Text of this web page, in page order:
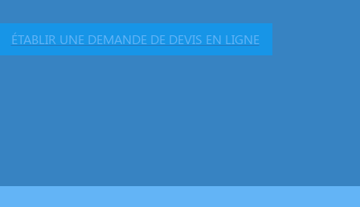
ÉTABLIR UNE DEMANDE DE DEVIS EN LIGNE